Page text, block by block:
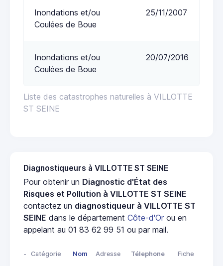
Liste des catastrophes naturelles à VILLOTTE
ST SEINE
Inondations et/ou
Coulées de Boue
25/11/2007
Inondations et/ou
Coulées de Boue
20/07/2016
Diagnostiqueurs à VILLOTTE ST SEINE
Pour obtenir un Diagnostic d'État des
Risques et Pollution à VILLOTTE ST SEINE
contactez un diagnostiqueur à VILLOTTE ST
SEINE dans le département Côte-d'Or ou en
appelant au 01 83 62 99 51 ou par mail.
- Catégorie Nom Adresse Télephone Fiche